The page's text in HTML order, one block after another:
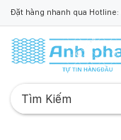
Đặt hàng nhanh qua Hotline: